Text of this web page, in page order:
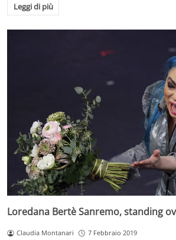
Leggi di più
Loredana Bertè Sanremo, standing
Claudia Montanari 7 Febbraio 2019